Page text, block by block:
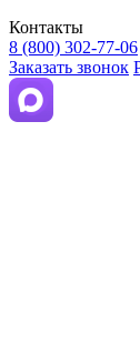
Контакты
8 (800) 302-77-06
Заказать звонок